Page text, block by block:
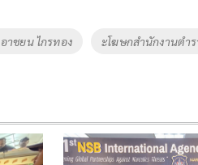
าชยน ไกรทอง ะโฆษกสำนักงานตำ